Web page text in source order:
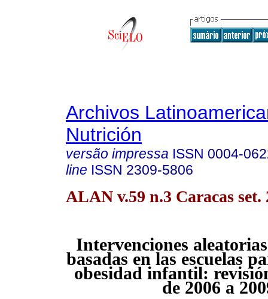
Archivos
Nutrición
versão impressa ISSN 0004-
line ISSN 2309-5806
ALAN v.59 n.3 Caracas set.
Intervenciones
basadas en las escuelas
obesidad infantil:
de 2006 a